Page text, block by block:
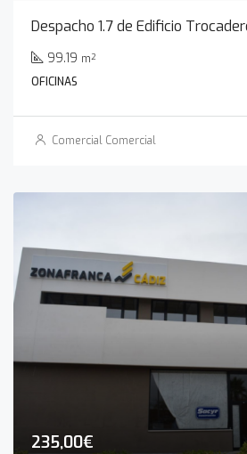
Despacho 1.7 de Edificio
99.19 m²
OFICINAS
Comercial Comercial
235,00€